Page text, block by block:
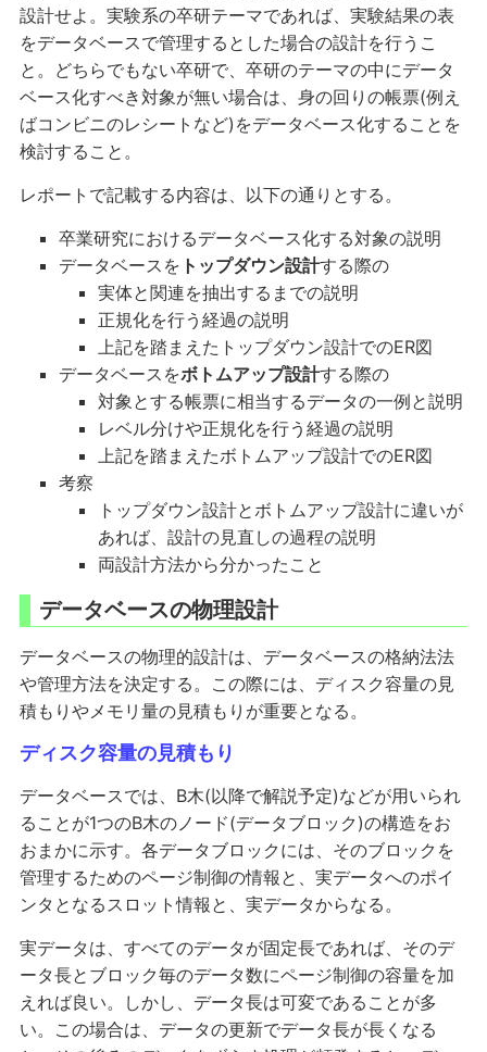
設計せよ。実験系の卒研テーマであれば、実験結果の表
をデータベースで管理するとした場合の設計を行うこ
と。どちらでもない卒研で、卒研のテーマの中にデータ
ベース化すべき対象が無い場合は、身の回りの帳票(例え
ばコンビニのレシートなど)をデータベース化することを
検討すること。
レポートで記載する内容は、以下の通りとする。
卒業研究におけるデータベース化する対象の説明
データベースを トップダウン設計する際の
実体と関連を抽出するまでの説明
正規化を行う経過の説明
上記を踏まえたトップダウン設計でのER図
データベースをボトムアップ設計する際の
対象とする帳票に相当するデータの一例と説明
レベル分けや正規化を行う経過の説明
上記を踏まえたボトムアップ設計でのER図
考察
トップダウン設計とボトムアップ設計に違いが
あれば、設計の見直しの過程の説明
両設計方法から分かったこと
データベースの物理設計
データベースの物理的設計は、データベースの格納法法
や管理方法を決定する。この際には、ディスク容量の見
積もりやメモリ量の見積もりが重要となる。
ディスク容量の見積もり
データベースでは、B木(以降で解説予定)などが用いられ
ることが1つのB木のノード(データブロック)の構造をお
おまかに示す。各データブロックには、そのブロックを
管理するためのページ制御の情報と、実データへのポイ
ンタとなるスロット情報と、実データからなる。
実データは、すべてのデータが固定長であれば、そのデ
ータ長とブロック毎のデータ数にページ制御の容量を加
えれば良い。しかし、データ長は可変であることが多
い。この場合は、データの更新でデータ長が長くなる